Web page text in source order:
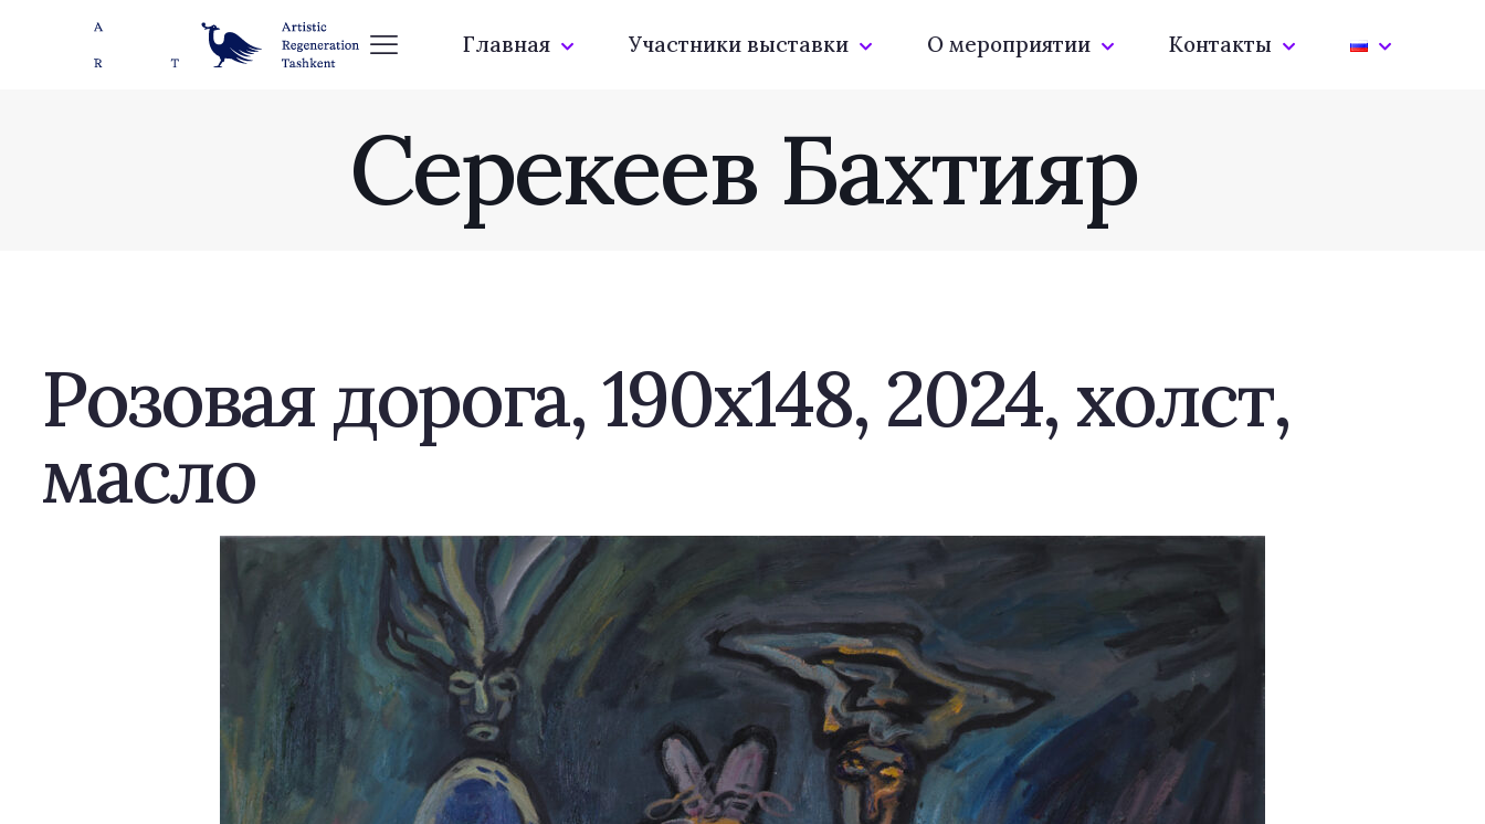
Главная Участники выставки О мероприятии Контакты
Серекеев Бахтияр
Розовая дорога, 190х148, 2024, холст,
масло